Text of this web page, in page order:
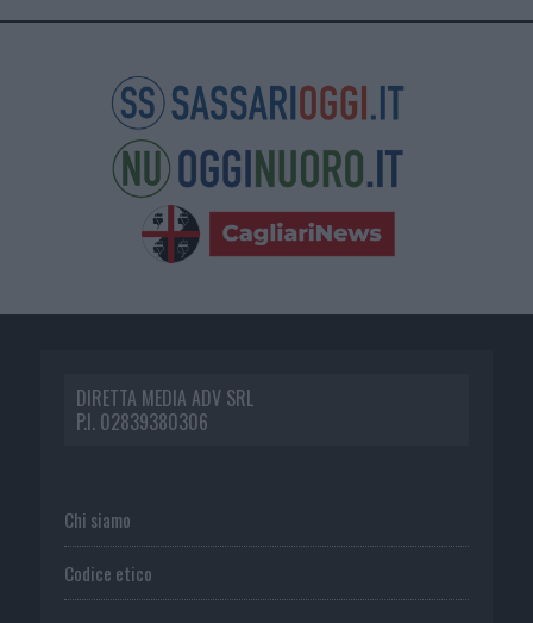
DIRETTA MEDIA ADV SRL
P.I. 02839380306
Chi siamo
Codice etico